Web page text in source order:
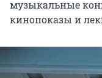
музыкальные
кинопоказы и